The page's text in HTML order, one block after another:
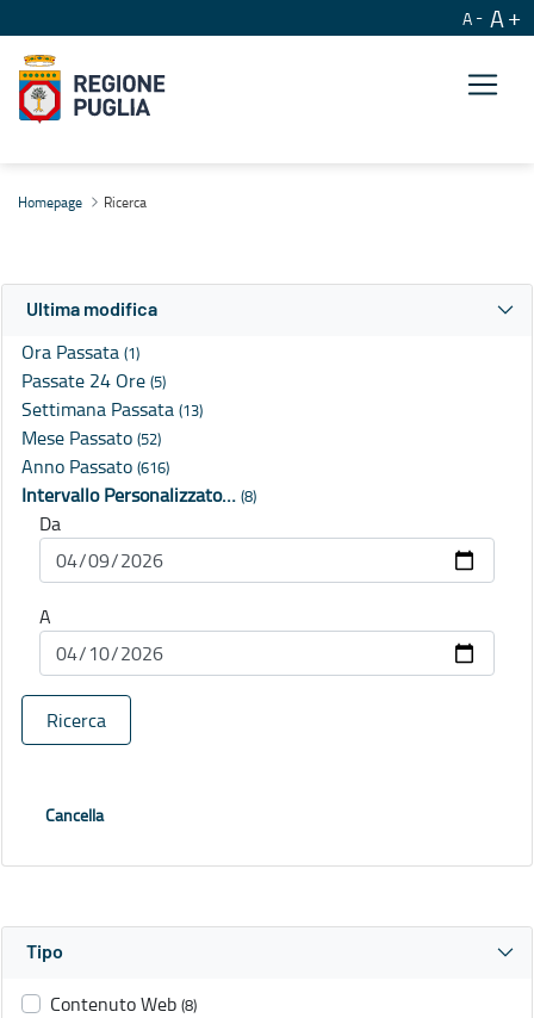
A A
Homepage Ricerca
Ultima modifica
Ora Passata (1)
Passate 24 Ore (5)
Settimana Passata (13)
Mese Passato (52)
Anno Passato (616)
Intervallo Personalizzato… (8)
Da
A
Ricerca
Cancella
Tipo
Contenuto Web (8)